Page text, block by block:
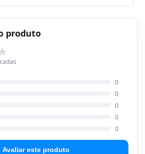
produto
0
0
0
0
0
Avaliar este produto